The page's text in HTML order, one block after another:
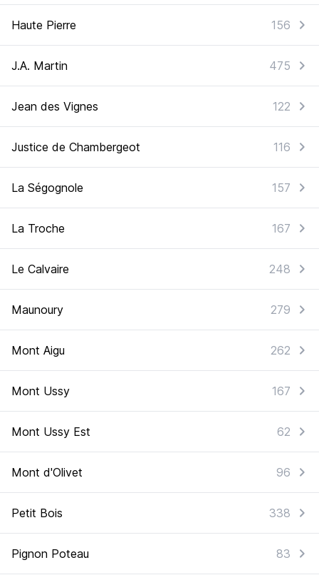
Haute Pierre 156
J.A. Martin 475
Jean des Vignes 122
Justice de Chambergeot 116
La Ségognole 157
La Troche 167
Le Calvaire 248
Maunoury 279
Mont Aigu 262
Mont Ussy 167
Mont Ussy Est 62
Mont d'Olivet 96
Petit Bois 338
Pignon Poteau 83